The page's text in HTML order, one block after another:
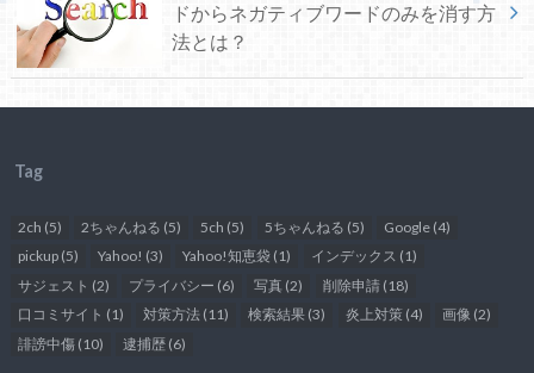
ドからネガティブワードのみを消す方
法とは？
Tag
2ch (5) 2ちゃんねる (5) 5ch (5) 5ちゃんねる (5) Google(4)
pickup(5) Yahoo! (3) Yahoo!知恵袋 (1) インデックス (1)
サジェスト (2) プライバシー (6) 写真 (2) 削除申請(18)
口コミサイト (1) 対策方法 (11) 検索結果 (3) 炎上対策(4) 画像 (2)
誹謗中傷(10) 逮捕歴 (6)